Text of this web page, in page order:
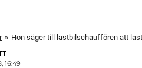
» Hon säger till lastbilschauffören att
16:49